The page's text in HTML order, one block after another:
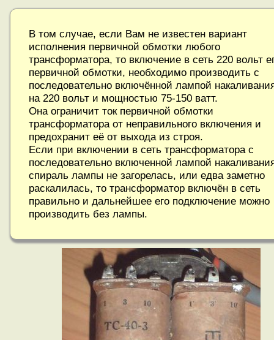
В том случае, если Вам не известен вариант
исполнения первичной обмотки любого
трансформатора, то включение в сеть 220 вольт
первичной обмотки, необходимо производить с
последовательно включённой лампой
на 220 вольт и мощностью 75-150 ватт.
Она ограничит ток первичной обмотки
трансформатора от неправильного включения и
предохранит её от выхода из строя.
Если при включении в сеть трансформатора с
последовательно включенной лампой
спираль лампы не загорелась, или едва заметно
раскалилась, то трансформатор включён в сеть
правильно и дальнейшее его подключение можно
производить без лампы.